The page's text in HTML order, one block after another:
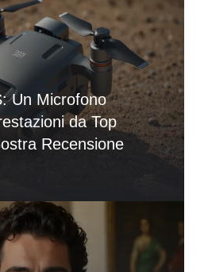
Un Microfono
da Top
Recensione